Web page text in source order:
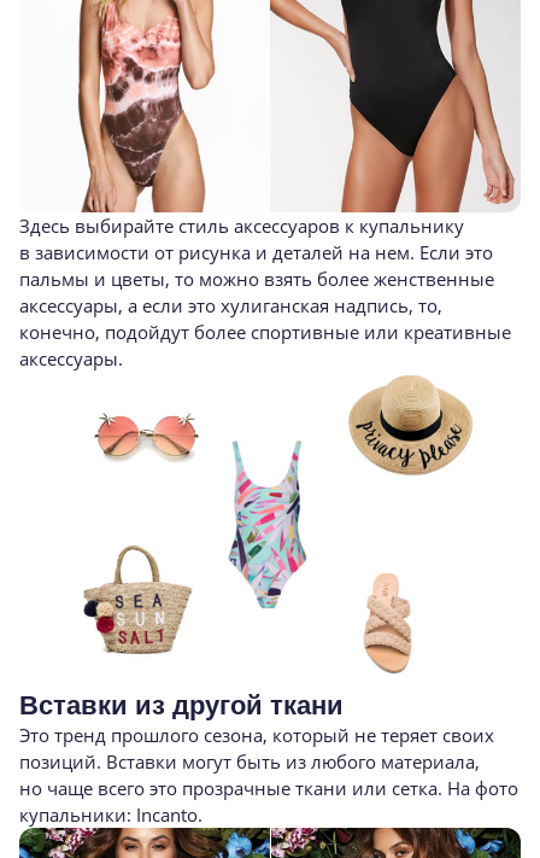
Здесь выбирайте стиль аксессуаров к купальнику
в зависимости от рисунка и деталей на нем. Если это
пальмы и цветы, то можно взять более женственные
аксессуары, а если это хулиганская надпись, то,
конечно, подойдут более спортивные или креативные
аксессуары.
Вставки из другой ткани
Это тренд прошлого сезона, который не теряет своих
позиций. Вставки могут быть из любого материала,
но чаще всего это прозрачные ткани или сетка. На фото
купальники: Incanto.